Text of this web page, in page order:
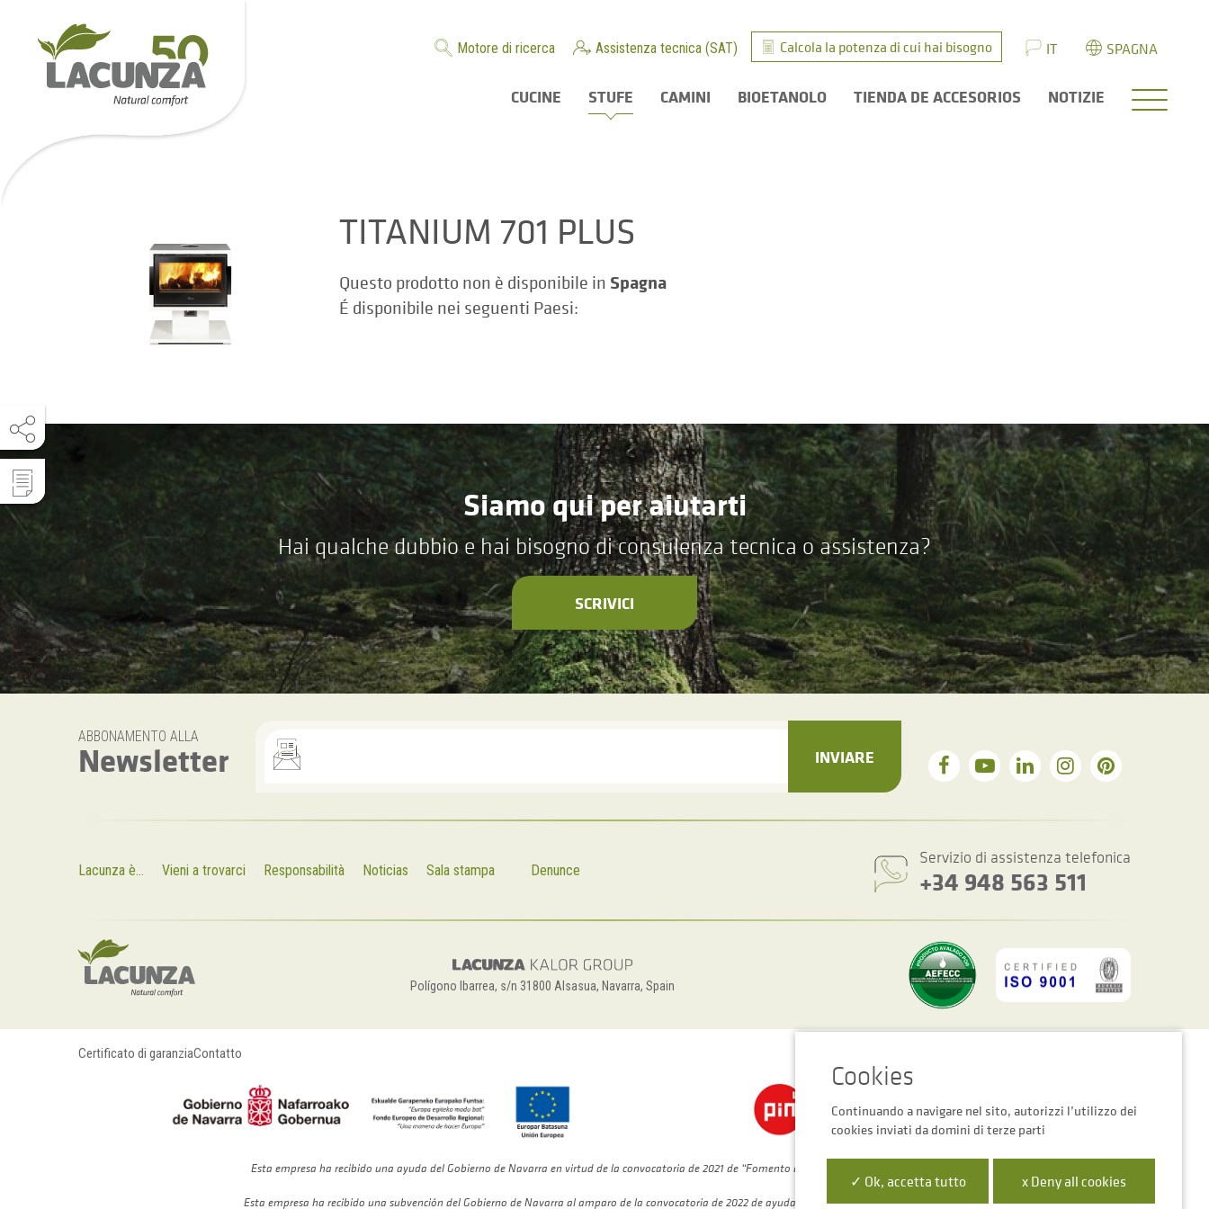
Motore di ricerca Assistenza tecnica (SAT) Calcola la potenza di cui hai bisogno IT SPAGNA
CUCINE STUFE CAMINI BIOETANOLO TIENDA DE ACCESORIOS NOTIZIE
TITANIUM 701 PLUS
Questo prodotto non è disponibile in Spagna
É disponibile nei seguenti Paesi:
Siamo qui per aiutarti
Hai qualche dubbio e hai bisogno di consulenza tecnica o assistenza?
SCRIVICI
ABBONAMENTO ALLA
Newsletter INVIARE
Lacunza è... Vieni a trovarci Responsabilità Noticias Sala stampa Denunce
Servizio di assistenza telefonica
+34 948 563 511
Polígono Ibarrea, s/n 31800 Alsasua, Navarra, Spain
Certificato di garanziaContatto
Esta empresa ha recibido una ayuda del Gobierno de Navarra en virtud de la convocatoria de 2021 de “Fomento de la Empresa Digital de Navarra”
Esta empresa ha recibido una subvención del Gobierno de Navarra al amparo de la convocatoria de 2022 de ayudas para mejora de la competitividad
Continuando a navigare nel sito, autorizzi l’utilizzo dei
cookies inviati da domini di terze parti
✓ Ok, accetta tutto x Deny all cookies